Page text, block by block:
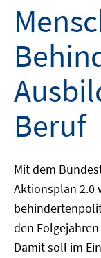
Beruf
Mit dem
Aktionsplan 2.0
den
Damit soll im